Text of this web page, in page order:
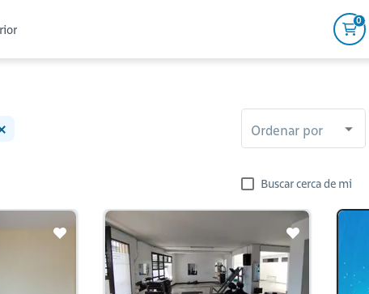
0
Ordenar por
Buscar cerca de mi